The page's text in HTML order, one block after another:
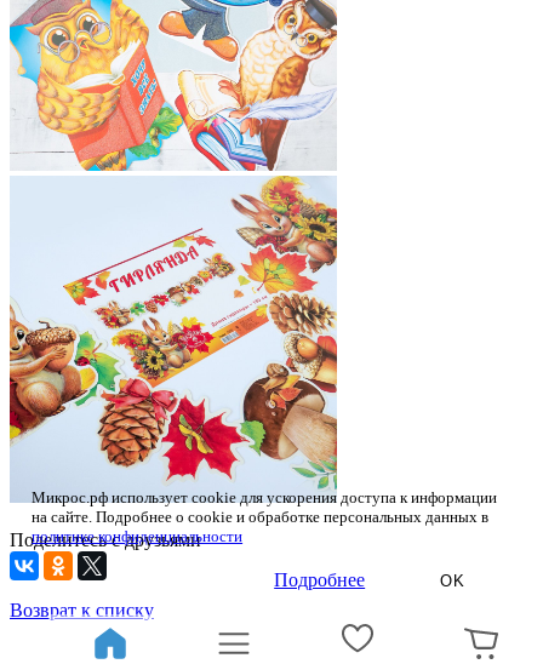
Поделитесь с друзьями
Возврат к списку
Микрос.рф использует cookie для ускорения доступа к информации
на сайте. Подробнее о cookie и обработке персональных данных в
политике конфиденциальности
Подробнее OK